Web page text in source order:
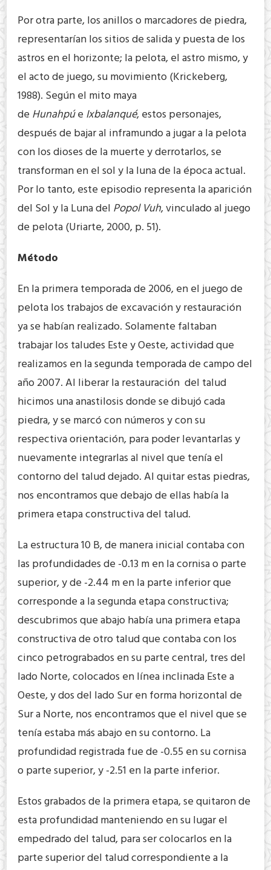
Por otra parte, los anillos o marcadores de piedra,
representarían los sitios de salida y puesta de los
astros en el horizonte; la pelota, el astro mismo, y
el acto de juego, su movimiento (Krickeberg,
1988). Según el mito maya
de Hunahpúe Ixbalanqué, estos personajes,
después de bajar al inframundo a jugar a la pelota
con los dioses de la muerte y derrotarlos, se
transforman en el sol y la luna de la época actual.
Por lo tanto, este episodio representa la aparición
del Sol y la Luna del Popol Vuh, vinculado al juego
de pelota (Uriarte, 2000, p. 51).
Método
En la primera temporada de 2006, en el juego de
pelota los trabajos de excavación y restauración
ya se habían realizado. Solamente faltaban
trabajar los taludes Este y Oeste, actividad que
realizamos en la segunda temporada de campo del
año 2007. Al liberar la restauración del talud
hicimos una anastilosis donde se dibujó cada
piedra, y se marcó con números y con su
respectiva orientación, para poder levantarlas y
nuevamente integrarlas al nivel que tenía el
contorno del talud dejado. Al quitar estas piedras,
nos encontramos que debajo de ellas había la
primera etapa constructiva del talud.
La estructura 10 B, de manera inicial contaba con
las profundidades de -0.13 m en la cornisa o parte
superior, y de -2.44 m en la parte inferior que
corresponde a la segunda etapa constructiva;
descubrimos que abajo había una primera etapa
constructiva de otro talud que contaba con los
cinco petrograbados en su parte central, tres del
lado Norte, colocados en línea inclinada Este a
Oeste, y dos del lado Sur en forma horizontal de
Sur a Norte, nos encontramos que el nivel que se
tenía estaba más abajo en su contorno. La
profundidad registrada fue de -0.55 en su cornisa
o parte superior, y -2.51 en la parte inferior.
Estos grabados de la primera etapa, se quitaron de
esta profundidad manteniendo en su lugar el
empedrado del talud, para ser colocarlos en la
parte superior del talud correspondiente a la